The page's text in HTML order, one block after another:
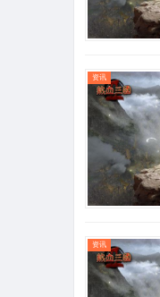
资讯
资讯